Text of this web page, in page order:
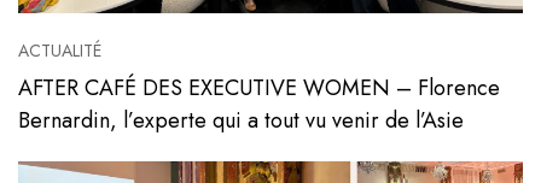
ACTUALITÉ
AFTER CAFÉ DES EXECUTIVE WOMEN – Florence
Bernardin, l’experte qui a tout vu venir de l’Asie